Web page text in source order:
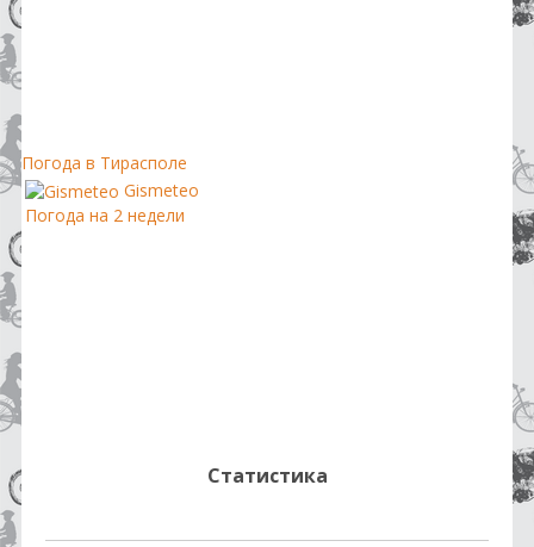
Погода в Тирасполе
Gismeteo
Погода на 2 недели
Статистика